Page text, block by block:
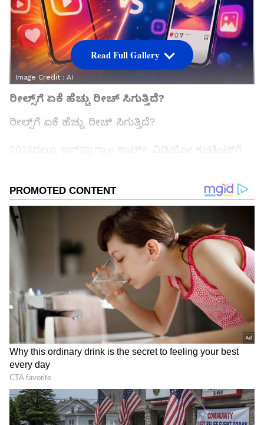
Image Credit : AI
ರೀಲ್ಸ್‌ಗೆ ಏಕೆ ಹೆಚ್ಚು ರೀಚ್ ಸಿಗುತ್ತಿದೆ?
ರೀಲ್ಸ್‌ಗೆ ಏಕೆ ಹೆಚ್ಚು ರೀಚ್ ಸಿಗುತ್ತಿದೆ?
2026ರಲ್ಲೂ ಇನ್‌ಸ್ಟಾಗ್ರಾಂ ಶಾರ್ಟ್ ವಿಡಿಯೋ ಕಂಟೆಂಟ್‌ಗೆ
ಹೆಚ್ಚು ಜನರಿಗೆ ತಲುಪುತ್ತವೆ. ಹೊಸ ಫಾಲೋವರ್‌ಗಳನ್ನು
ಸೆಳೆಯಲು ರೀಲ್ಸ್ ಅತ್ಯುತ್ತಮ ಆಯ್ಕೆಯಾಗಿದೆ. ಉತ್ತಮ
ಮ್ಯೂಸಿಕ್, ಟ್ರೆಂಡಿಂಗ್ ಆಡಿಯೋ ಮತ್ತು ಆಕರ್ಷಕ ಆರಂಭ
ಇದ್ದರೆ ರೀಲ್ಸ್ ವೇಗವಾಗಿ ವೈರಲ್ ಆಗುವ ಸಾಧ್ಯತೆ ಹೆಚ್ಚಿರುತ್ತದೆ.
ಹಾಗಾದರೆ ಪೋಸ್ಟ್‌ಗಳಿಗೆ ಮೌಲ್ಯ ಇಲ್ಲವೇ?
ಇದೆ. ಫೋಟೋ ಪೋಸ್ಟ್‌ಗಳು ಮತ್ತು ಕ್ಯಾರೋಸೆಲ್
ಪೋಸ್ಟ್‌ಗಳು ಈಗಲೂ ಎಂಗೇಜ್‌ಮೆಂಟ್ ಹೆಚ್ಚಿಸಲು ಪ್ರಮುಖ
ಪಾತ್ರವಹಿಸುತ್ತವೆ. ವಿಶೇಷವಾಗಿ ಶಿಕ್ಷಣ, ಮಾಹಿತಿ, ಉತ್ಪನ್ನ
ಪ್ರಚಾರ ಮತ್ತು ಬ್ರ್ಯಾಂಡ್ ನಿರ್ಮಾಣಕ್ಕೆ ಪೋಸ್ಟ್‌ಗಳು ಹೆಚ್ಚು
ಪರಿಣಾಮಕಾರಿ. ಫಾಲೋವರ್‌ಗಳು ನಿಮ್ಮ ಪುಟದಲ್ಲಿ ಹೆಚ್ಚು
ಸಮಯ ಕಳೆಯುವಂತೆ ಮಾಡುವಲ್ಲಿ ಕ್ಯಾರೋಸೆಲ್
ಪೋಸ್ಟ್‌ಗಳು ಉತ್ತಮ ಫಲಿತಾಂಶ ನೀಡುತ್ತವೆ.
Read Full Gallery